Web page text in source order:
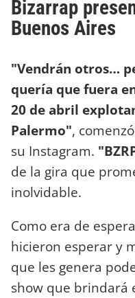
Bizarrap
Buenos Aires
"Vendrán otros…
quería que fuera en
20 de abril
Palermo",
su Instagram.
de la gira que
inolvidable.
Como era de
hicieron esperar y
que les genera
show que brindará